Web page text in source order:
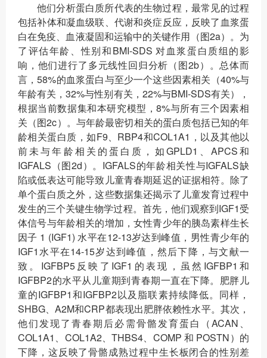
他们分析蛋白质所代表的生物过程，最常见的过程
包括补体和凝血级联、代谢和炎症反应，反映了血浆蛋
白在免疫、血液凝固和运输中的关键作用（图2a）。为
了评估年龄、性别和BMI-SDS 对血浆蛋白质组的影
响，他们进行了多元线性回归分析（图2b）。总体而
言，58%的血浆蛋白与至少一个这些因素相关（40%与
年龄有关，32%与性别有关，22%与BMI-SDS有关），
根据当前数据集和本研究模型，8%与所有三个因素相
关（图2c）。与年龄最密切相关的蛋白质包括已知的年
龄相关蛋白质，如F9、RBP4和COL1A1，以及其他以
前未与年龄相关的蛋白质，如GPLD1、APCS和
IGFALS（图2d）。IGFALS的年龄相关性与IGFALS缺
陷或低表达可能导致儿童青春期延迟的证据相符。除了
单个蛋白质之外，这些数据集还揭示了儿童发育过程中
发生的三个关键生物学过程。首先，他们观察到IGF1受
体信号与年龄相关的增加，女性青少年的胰岛素样生长
因子 1 (IGF1) 水平在12-13岁达到峰值，男性青少年的
IGF1水平在14-15岁达到峰值，然后下降，与文献一
致。IGFBP5反映了IGF1的表现，虽然IGFBP1和
IGFBP2的水平从儿童期到青春期一直在下降。肥胖儿
童的IGFBP1和IGFBP2以及脂联素持续降低。同样，
SHBG、A2M和CRP都表现出肥胖依赖性水平。其次，
他们发现了青春期后必需骨骼发育蛋白（ACAN、
COL1A1、COL1A2、THBS4、COMP 和 POSTN）的
下降，这反映了骨骼成熟过程中生长板闭合的性别差